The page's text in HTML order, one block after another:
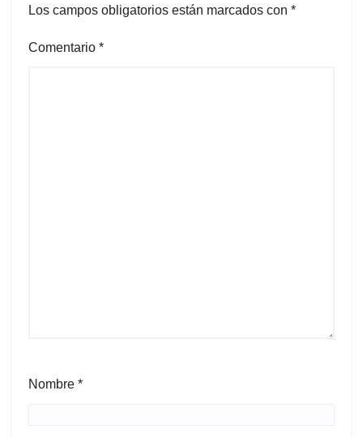
Los campos obligatorios están marcados con *
Comentario *
Nombre *